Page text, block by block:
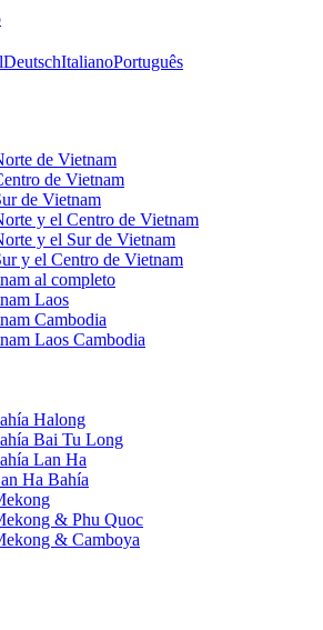
DeutschItalianoPortuguês
de Vietnam
de Vietnam
de Vietnam
y el Centro de Vietnam
y el Sur de Vietnam
y el Centro de Vietnam
al completo
Laos
Cambodia
Laos Cambodia
Halong
Bai Tu Long
Lan Ha
Ha Bahía
& Phu Quoc
& Camboya